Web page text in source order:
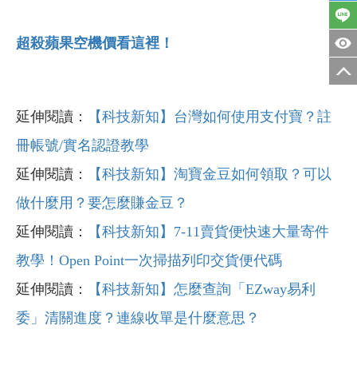
超殺蘋果空機價看這裡！
延伸閱讀：
【科技新知】台灣如何使用支付寶？註
冊帳號/實名認證教學
延伸閱讀：
【科技新知】淘寶金豆如何領取？可以
做什麼用？要怎麼賺金豆？
延伸閱讀：
【科技新知】7-11賣貨便快速大量寄件
教學！Open Point一次掃描列印交貨便代碼
延伸閱讀：
【科技新知】怎麼查詢「EZway易利
委」清關進度？連線收單是什麼意思？